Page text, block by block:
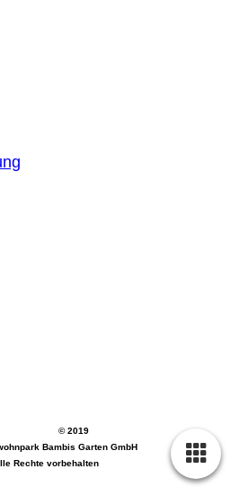
© 2019
Bambis Garten GmbH
Rechte vorbehalten